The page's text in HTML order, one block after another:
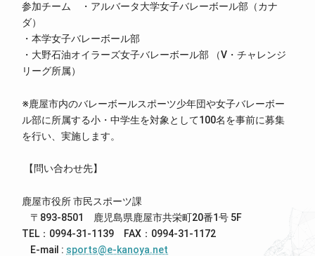
参加チーム ・アルバータ大学女子バレーボール部（カナ
ダ）
・本学女子バレーボール部
・大野石油オイラーズ女子バレーボール部 （V・チャレンジ
リーグ所属）
※鹿屋市内のバレーボールスポーツ少年団や女子バレーボー
ル部に所属する小・中学生を対象として100名を事前に募集
を行い、実施します。
【問い合わせ先】
鹿屋市役所 市民スポーツ課
〒893-8501 鹿児島県鹿屋市共栄町20番1号 5F
TEL：0994-31-1139 FAX：0994-31-1172
E-mail : sports@e-kanoya.net